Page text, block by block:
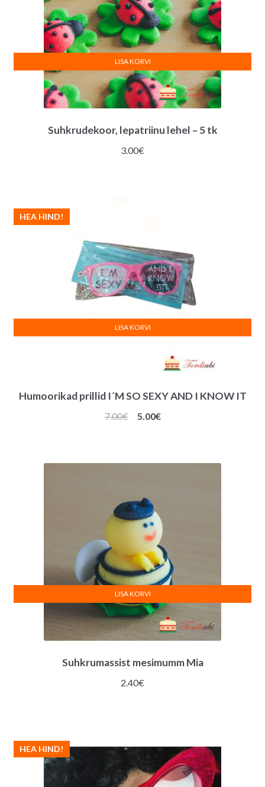
Suhkrudekoor, lepatriinu lehel – 5 tk
3.00€
LISA KORVI
Humoorikad prillid I´M SO SEXY AND I KNOW IT
HEA HIND!
7.00€
Algne
5.00€Praegune
LISA KORVI
Suhkrumassist mesimumm Mia
2.40€
LISA KORVI
HEA HIND!